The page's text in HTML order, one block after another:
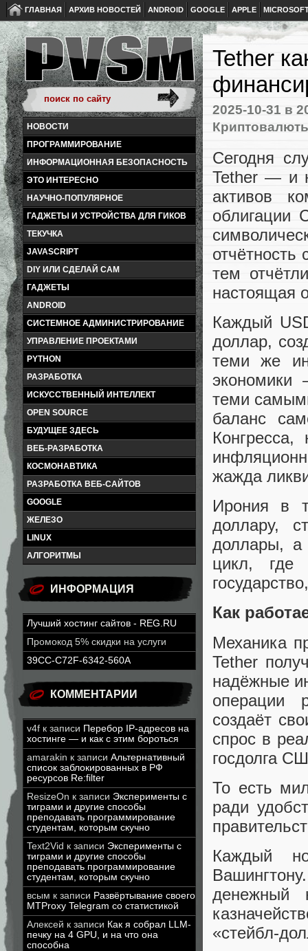
ГЛАВНАЯ АРХИВ НОВОСТЕЙ ANDROID GOOGLE APPLE
НОВОСТИ
ПРОГРАММИРОВАНИЕ
ИНФОРМАЦИОННАЯ БЕЗОПАСНОСТЬ
ЭТО ИНТЕРЕСНО
НАУЧНО-ПОПУЛЯРНОЕ
ГАДЖЕТЫ И УСТРОЙСТВА ДЛЯ ГИКОВ
ТЕКУЧКА
JAVASCRIPT
DIY ИЛИ СДЕЛАЙ САМ
ГАДЖЕТЫ
ANDROID
СИСТЕМНОЕ АДМИНИСТРИРОВАНИЕ
УПРАВЛЕНИЕ ПРОЕКТАМИ
PYTHON
РАЗРАБОТКА
ИСКУССТВЕННЫЙ ИНТЕЛЛЕКТ
OPEN SOURCE
БУДУЩЕЕ ЗДЕСЬ
ВЕБ-РАЗРАБОТКА
КОСМОНАВТИКА
РАЗРАБОТКА ВЕБ-САЙТОВ
GOOGLE
ЖЕЛЕЗО
LINUX
АЛГОРИТМЫ
ИНФОРМАЦИЯ
Лучший хостинг сайтов - REG.RU
Промокод 5% скидки на услуги
39CC-C72F-6342-560A
КОММЕНТАРИИ
v4f к записи Перебор IP-адресов на
хостинге — и как с этим бороться
amarakin к записи Альтернативный
список заблокированных в РФ
ресурсов Re:filter
ResizeOn к записи Эксперименты с
тиграми и другие способы
преподавать программирование
студентам, которым скучно
Text2Vid к записи Эксперименты с
тиграми и другие способы
преподавать программирование
студентам, которым скучно
всым к записи Развёртывание своего
MTProxy Telegram со статистикой
Алексей к записи Как я собрал LLM-
печку на 4 GPU, и на что она
способна
Tether
2025-10-31 в
Сегодня
Tether — и
активов
облигации
тем
настоящая
Каждый
доллар,
теми же
экономики
теми
баланс
Конгресса,
жажда
Ирония в
доллару,
доллары, а
цикл, где
Как
Механика
Tether
надёжные
операции
создаёт
спрос в
госдолга
То есть
ради
Каждый
денежный
«стейбл-